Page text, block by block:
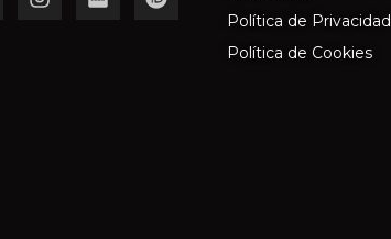
Política de Privacidad
Política de Cookies